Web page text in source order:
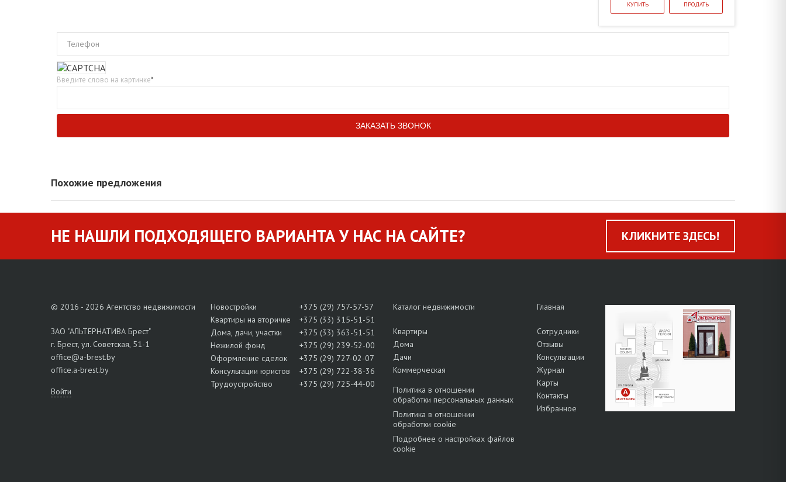
КУПИТЬ ПРОДАТЬ
Телефон
Введите слово на картинке*
Похожие предложения
НЕ НАШЛИ ПОДХОДЯЩЕГО ВАРИАНТА У НАС НА САЙТЕ? КЛИКНИТЕ ЗДЕСЬ!
© 2016 - 2026 Агентство недвижимости
ЗАО "АЛЬТЕРНАТИВА Брест"
г. Брест, ул. Советская, 51-1
office@a-brest.by
office.a-brest.by
Войти
Новостройки
+375 (29) 757-57-57
Квартиры на вторичке
+375 (33) 315-51-51
Дома, дачи, участки
+375 (33) 363-51-51
Нежилой фонд
+375 (29) 239-52-00
Оформление сделок
+375 (29) 727-02-07
Консультации юристов
+375 (29) 722-38-36
Трудоустройство
+375 (29) 725-44-00
Каталог недвижимости
Квартиры
Дома
Дачи
Коммерческая
Политика в отношении
обработки персональных данных
Политика в отношении
обработки cookie
Подробнее о настройках файлов
cookie
Главная
Сотрудники
Отзывы
Консультации
Журнал
Карты
Контакты
Избранное